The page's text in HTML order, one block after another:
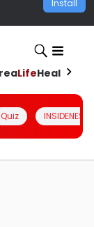
Install
LifeHealth
Quiz INSIDENESIA